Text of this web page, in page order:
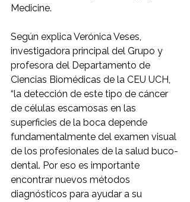
Medicine.
Según explica Verónica Veses,
investigadora principal del Grupo y
profesora del Departamento de
Ciencias Biomédicas de la CEU UCH,
“la detección de este tipo de cáncer
de células escamosas en las
superficies de la boca depende
fundamentalmente del examen visual
de los profesionales de la salud buco-
dental. Por eso es importante
encontrar nuevos métodos
diagnósticos para ayudar a su